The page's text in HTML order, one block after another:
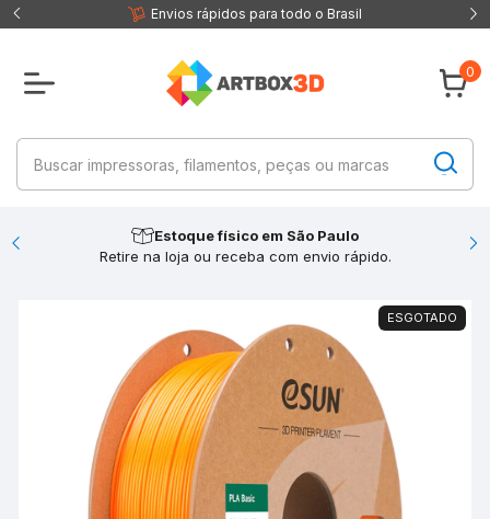
Envios rápidos para todo o Brasil
0
Estoque físico em São Paulo
Retire na loja ou receba com envio rápido.
ESGOTADO